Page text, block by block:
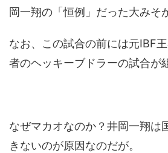
岡一翔の「恒例」だった大みそ
なお、この試合の前には元IBF
者のヘッキーブドラーの試合が
なぜマカオなのか？井岡一翔は
きないのが原因なのだが。